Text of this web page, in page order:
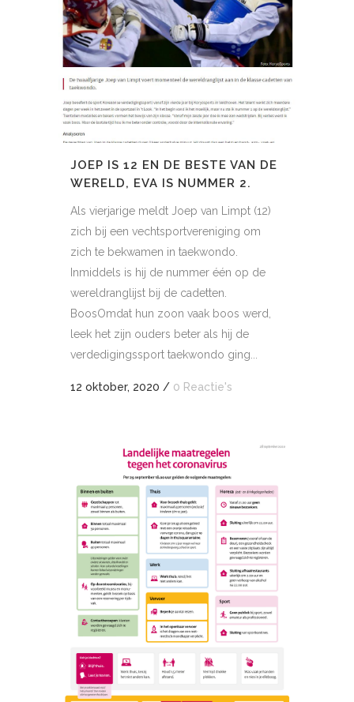
JOEP IS 12 EN DE BESTE VAN DE
WERELD, EVA IS NUMMER 2.
Als vierjarige meldt Joep van Limpt (12)
zich bij een vechtsportvereniging om
zich te bekwamen in taekwondo.
Inmiddels is hij de nummer één op de
wereldranglijst bij de cadetten.
BoosOmdat hun zoon vaak boos werd,
leek het zijn ouders beter als hij de
verdedigingssport taekwondo ging...
12 oktober, 2020 / 0 Reactie's